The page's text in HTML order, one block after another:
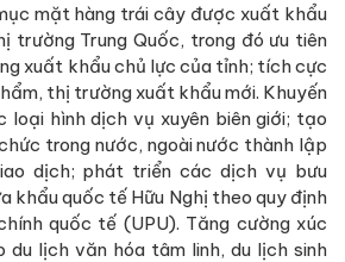
mặt hàng trái cây được xuất khẩu
trường Trung Quốc, trong đó ưu tiên
xuất khẩu chủ lực của tỉnh; tích cực
thị trường xuất khẩu mới. Khuyến
hình dịch vụ xuyên biên giới; tạo
trong nước, ngoài nước thành lập
dịch; phát triển các dịch vụ bưu
khẩu quốc tế Hữu Nghị theo quy định
quốc tế (UPU). Tăng cường xúc
du lịch văn hóa tâm linh, du lịch sinh